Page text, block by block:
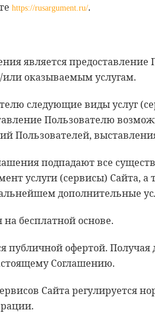
https://rusargument.ru/.
является предоставление
оказываемым услугам.
следующие виды услуг
Пользователю
Пользователей,
подпадают все
услуги (сервисы) Сайта,
дополнительные
на бесплатной основе.
публичной офертой. Получая
Соглашению.
Сайта регулируется